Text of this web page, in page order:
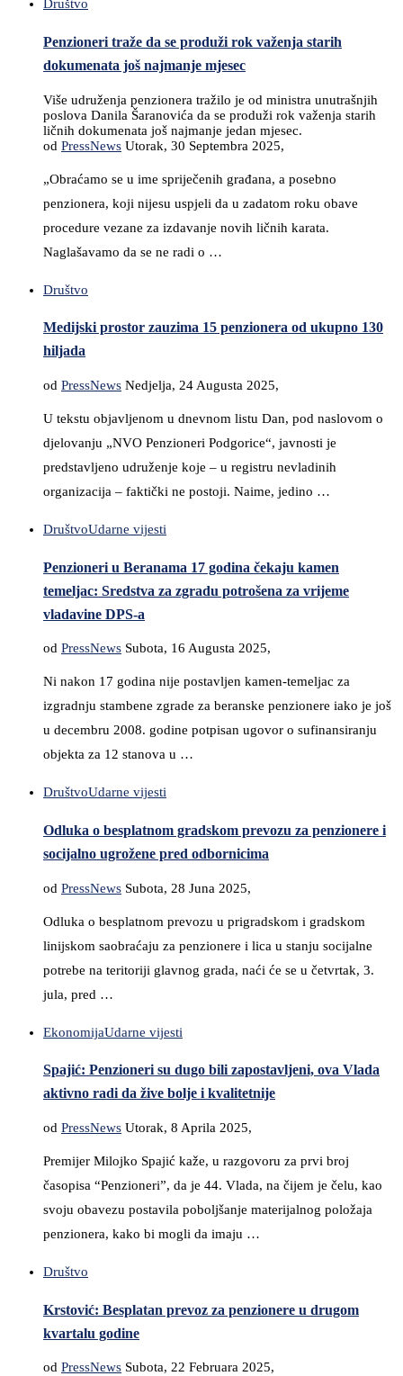
Društvo
Penzioneri traže da se produži rok važenja starih
dokumenata još najmanje mjesec
Više udruženja penzionera tražilo je od ministra unutrašnjih
poslova Danila Šaranovića da se produži rok važenja starih
ličnih dokumenata još najmanje jedan mjesec.
od PressNews Utorak, 30 Septembra 2025,
„Obraćamo se u ime spriječenih građana, a posebno
penzionera, koji nijesu uspjeli da u zadatom roku obave
procedure vezane za izdavanje novih ličnih karata.
Naglašavamo da se ne radi o …
Društvo
Medijski prostor zauzima 15 penzionera od ukupno 130
hiljada
od PressNews Nedjelja, 24 Augusta 2025,
U tekstu objavljenom u dnevnom listu Dan, pod naslovom o
djelovanju „NVO Penzioneri Podgorice“, javnosti je
predstavljeno udruženje koje – u registru nevladinih
organizacija – faktički ne postoji. Naime, jedino …
DruštvoUdarne vijesti
Penzioneri u Beranama 17 godina čekaju kamen
temeljac: Sredstva za zgradu potrošena za vrijeme
vladavine DPS-a
od PressNews Subota, 16 Augusta 2025,
Ni nakon 17 godina nije postavljen kamen-temeljac za
izgradnju stambene zgrade za beranske penzionere iako je još
u decembru 2008. godine potpisan ugovor o sufinansiranju
objekta za 12 stanova u …
DruštvoUdarne vijesti
Odluka o besplatnom gradskom prevozu za penzionere i
socijalno ugrožene pred odbornicima
od PressNews Subota, 28 Juna 2025,
Odluka o besplatnom prevozu u prigradskom i gradskom
linijskom saobraćaju za penzionere i lica u stanju socijalne
potrebe na teritoriji glavnog grada, naći će se u četvrtak, 3.
jula, pred …
EkonomijaUdarne vijesti
Spajić: Penzioneri su dugo bili zapostavljeni, ova Vlada
aktivno radi da žive bolje i kvalitetnije
od PressNews Utorak, 8 Aprila 2025,
Premijer Milojko Spajić kaže, u razgovoru za prvi broj
časopisa “Penzioneri”, da je 44. Vlada, na čijem je čelu, kao
svoju obavezu postavila poboljšanje materijalnog položaja
penzionera, kako bi mogli da imaju …
Društvo
Krstović: Besplatan prevoz za penzionere u drugom
kvartalu godine
od PressNews Subota, 22 Februara 2025,